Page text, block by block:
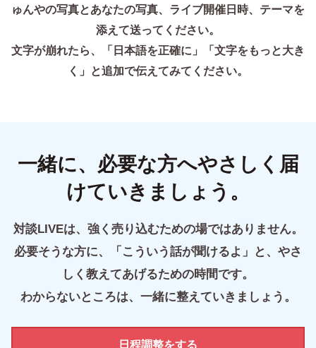
ゅんやの写真とあなたの写真、ライブ開催日時、テーマを
添えて送ってください。
文字が崩れたら、「日本語を正確に」「文字をもっと大き
く」と追加で伝えてみてください。
一緒に、必要な方へやさしく届
けていきましょう。
対談LIVEは、強く売り込むための場ではありません。
必要そうな方に、「こういう話が聞けるよ」と、やさ
しく教えてあげるための時間です。
わからないところは、一緒に整えていきましょう。
日程調整をする